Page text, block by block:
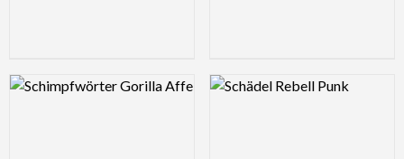
Logo Preview Image Logo Preview Image